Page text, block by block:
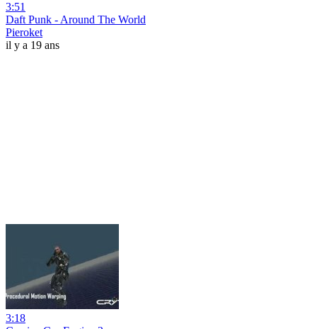
3:51
Daft Punk - Around The World
Pieroket
il y a 19 ans
3:18